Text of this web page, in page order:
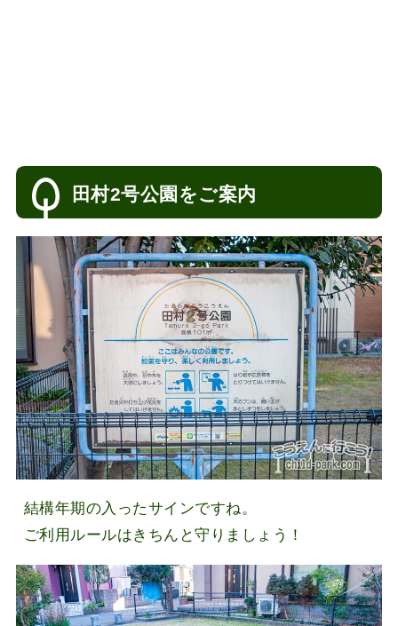
田村2号公園をご案内
結構年期の入ったサインですね。
ご利用ルールはきちんと守りましょう！